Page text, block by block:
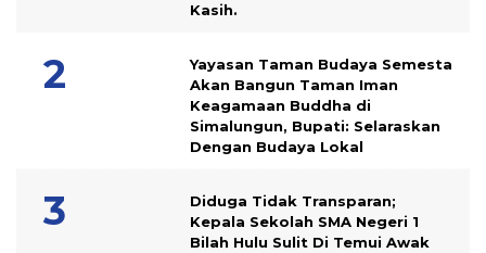
Kasih.
Yayasan Taman Budaya Semesta
Akan Bangun Taman Iman
Keagamaan Buddha di
Simalungun, Bupati: Selaraskan
Dengan Budaya Lokal
Diduga Tidak Transparan;
Kepala Sekolah SMA Negeri 1
Bilah Hulu Sulit Di Temui Awak